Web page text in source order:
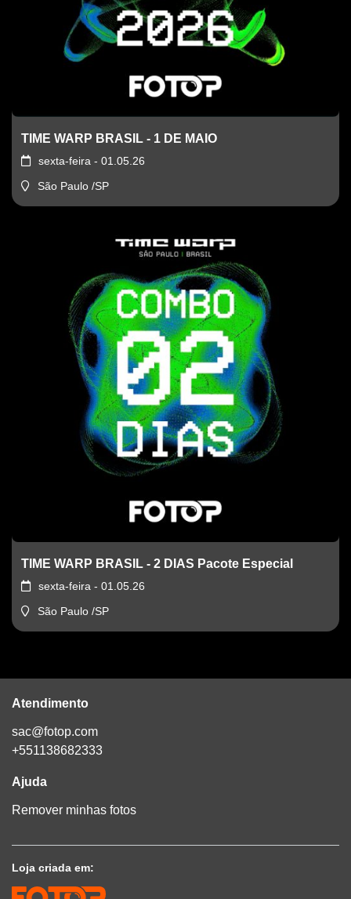
TIME WARP BRASIL - 1 DE MAIO
sexta-feira - 01.05.26
São Paulo /SP
TIME WARP BRASIL - 2 DIAS Pacote Especial
sexta-feira - 01.05.26
São Paulo /SP
Atendimento
sac@fotop.com
+551138682333
Ajuda
Remover minhas fotos
Loja criada em: